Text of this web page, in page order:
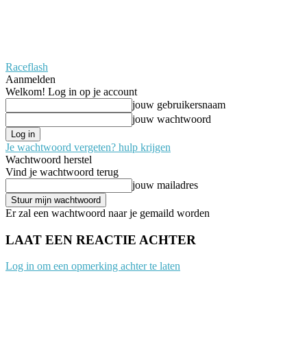
Raceflash
Aanmelden
Welkom! Log in op je account
jouw gebruikersnaam
jouw wachtwoord
Je wachtwoord vergeten? hulp krijgen
Wachtwoord herstel
Vind je wachtwoord terug
jouw mailadres
Er zal een wachtwoord naar je gemaild worden
LAAT EEN REACTIE ACHTER
Log in om een opmerking achter te laten